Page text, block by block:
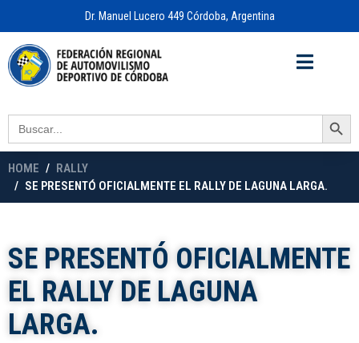
Dr. Manuel Lucero 449 Córdoba, Argentina
Search
for:
Search Button
HOME
RALLY
SE PRESENTÓ OFICIALMENTE EL RALLY DE LAGUNA LARGA.
SE PRESENTÓ OFICIALMENTE
EL RALLY DE LAGUNA
LARGA.